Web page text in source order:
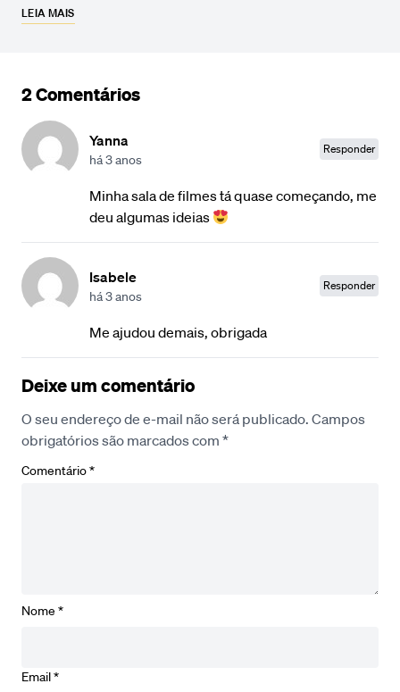
LEIA MAIS
2 Comentários
Yanna
há 3 anos
Responder
Minha sala de filmes tá quase começando, me
deu algumas ideias
Isabele
há 3 anos
Responder
Me ajudou demais, obrigada
Deixe um comentário
O seu endereço de e-mail não será publicado. Campos
obrigatórios são marcados com *
Comentário*
Nome *
Email*